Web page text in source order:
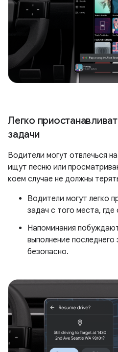
Легко
задачи
Водители могут отвлечься
ищут песню или
коем случае не должны
Водители могут легко
задач с того места, где
Напоминания
выполнение
безопасно.